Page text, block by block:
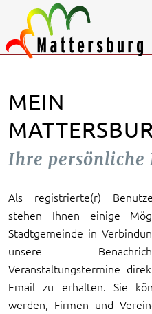
MEIN
Ihre
Als registrierte(r)
stehen Ihnen einige
Stadtgemeinde in
unsere
Veranstaltungstermine
Email zu erhalten. Sie
werden, Firmen und